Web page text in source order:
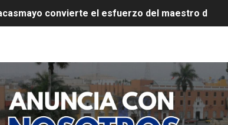
convierte el esfuerzo del maestro de
impulso a la inversión privada y medidas contra
TRABAJADORES Y BRINDA RECOMENDACIONES
DE LOS CABLES EN DESUSO Y EXHORTA